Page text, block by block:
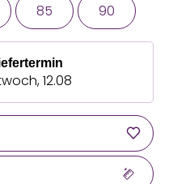
85 90
12.08